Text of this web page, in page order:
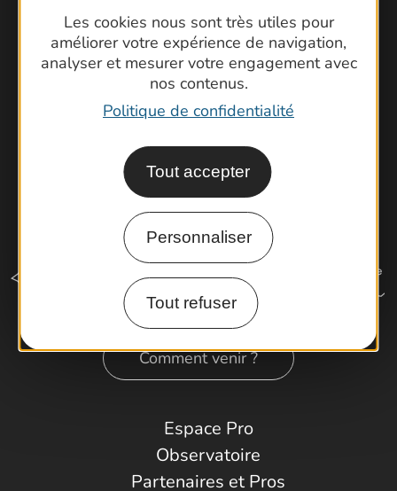
Les cookies nous sont très utiles pour
améliorer votre expérience de navigation,
analyser et mesurer votre engagement avec
nos contenus.
Politique de confidentialité
Tout accepter
Personnaliser
Tout refuser
Brochures
Cartoguides et Topoguides
Latitude Gard
Comment venir ?
Espace Pro
Observatoire
Partenaires et Pros